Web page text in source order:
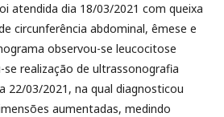
atendida dia 18/03/2021 com queixa
circunferência abdominal, êmese e
observou-se leucocitose
realização de ultrassonografia
22/03/2021, na qual diagnosticou
aumentadas, medindo